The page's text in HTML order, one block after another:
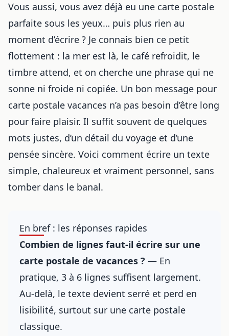
Vous aussi, vous avez déjà eu une carte postale
parfaite sous les yeux… puis plus rien au
moment d’écrire ? Je connais bien ce petit
flottement : la mer est là, le café refroidit, le
timbre attend, et on cherche une phrase qui ne
sonne ni froide ni copiée. Un bon message pour
carte postale vacances n’a pas besoin d’être long
pour faire plaisir. Il suffit souvent de quelques
mots justes, d’un détail du voyage et d’une
pensée sincère. Voici comment écrire un texte
simple, chaleureux et vraiment personnel, sans
tomber dans le banal.
En bref : les réponses rapides
Combien de lignes faut-il écrire sur une
carte postale de vacances ? — En
pratique, 3 à 6 lignes suffisent largement.
Au-delà, le texte devient serré et perd en
lisibilité, surtout sur une carte postale
classique.